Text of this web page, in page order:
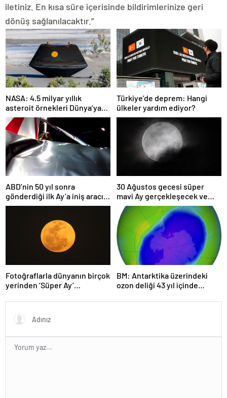
iletiniz. En kısa süre içerisinde bildirimlerinize geri
dönüş sağlanılacaktır.”
NASA: 4.5 milyar yıllık
asteroit örnekleri Dünya’ya
getirildi; yaşamın
başlangıcına ışık tutabilir
Türkiye’de deprem: Hangi
ülkeler yardım ediyor?
ABD’nin 50 yıl sonra
gönderdiği ilk Ay’a iniş aracı
Peregrine atmosferde
30 Ağustos gecesi süper
mavi Ay gerçekleşecek ve
aynı ayda ikinci kez dolunay
olacak
Fotoğraflarla dünyanın birçok
yerinden ‘Süper Ay’
BM: Antarktika üzerindeki
ozon deliği 43 yıl içinde